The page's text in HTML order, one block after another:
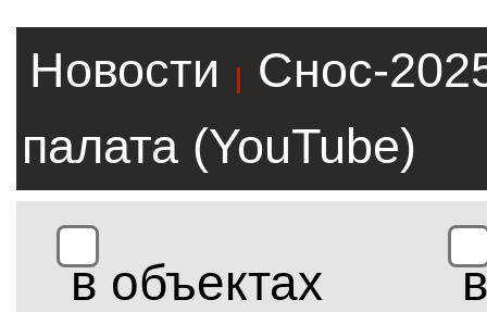
Новости |
Снос-
палата (YouTube)
в объектах
в